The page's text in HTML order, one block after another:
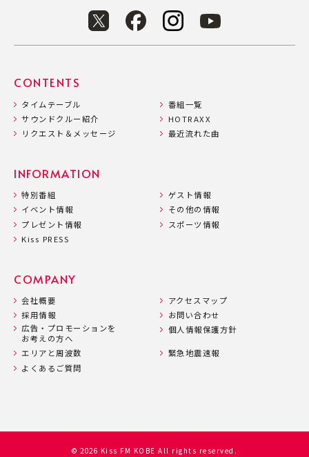
CONTENTS
タイムテーブル
番組一覧
サウンドクルー紹介
HOTRAXX
リクエスト＆メッセージ
最近流れた曲
INFORMATION
特別番組
ゲスト情報
イベント情報
その他の情報
プレゼント情報
スポーツ情報
Kiss PRESS
COMPANY
会社概要
アクセスマップ
採用情報
お問い合わせ
広告・プロモーションを
お考えの方へ
個人情報保護方針
エリアと周波数
緊急地震速報
よくあるご質問
© 2026 Kiss FM KOBE All rights reserved.